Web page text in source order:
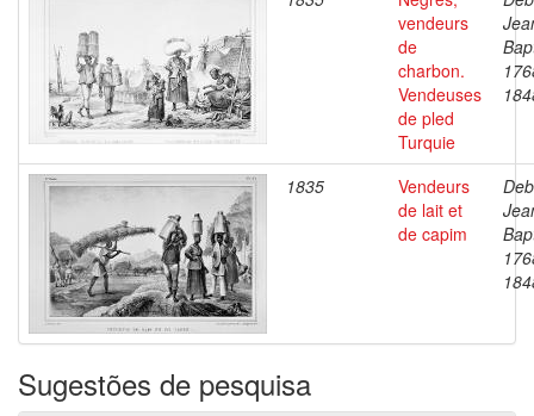
vendeurs
de
charbon.
Vendeuses
de pled
Turquie
1835
Vendeurs
de lait et
de capim
Sugestões de pesquisa